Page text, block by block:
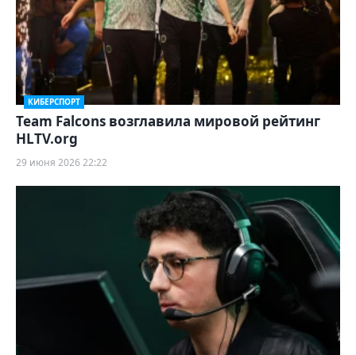
КИБЕРСПОРТ
Team Falcons возглавила мировой рейтинг
HLTV.org
29 июня 2026 22:22